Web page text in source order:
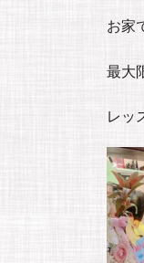
お家
最大
レッ